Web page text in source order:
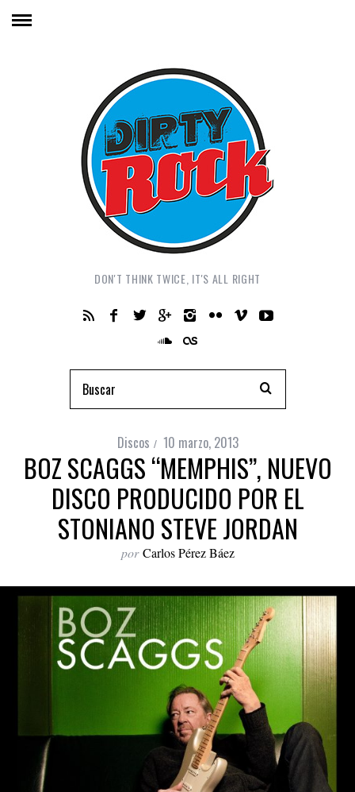
DON'T THINK TWICE, IT'S ALL RIGHT
Discos 10 marzo, 2013
BOZ SCAGGS “MEMPHIS”, NUEVO
DISCO PRODUCIDO POR EL
STONIANO STEVE JORDAN
por Carlos Pérez Báez